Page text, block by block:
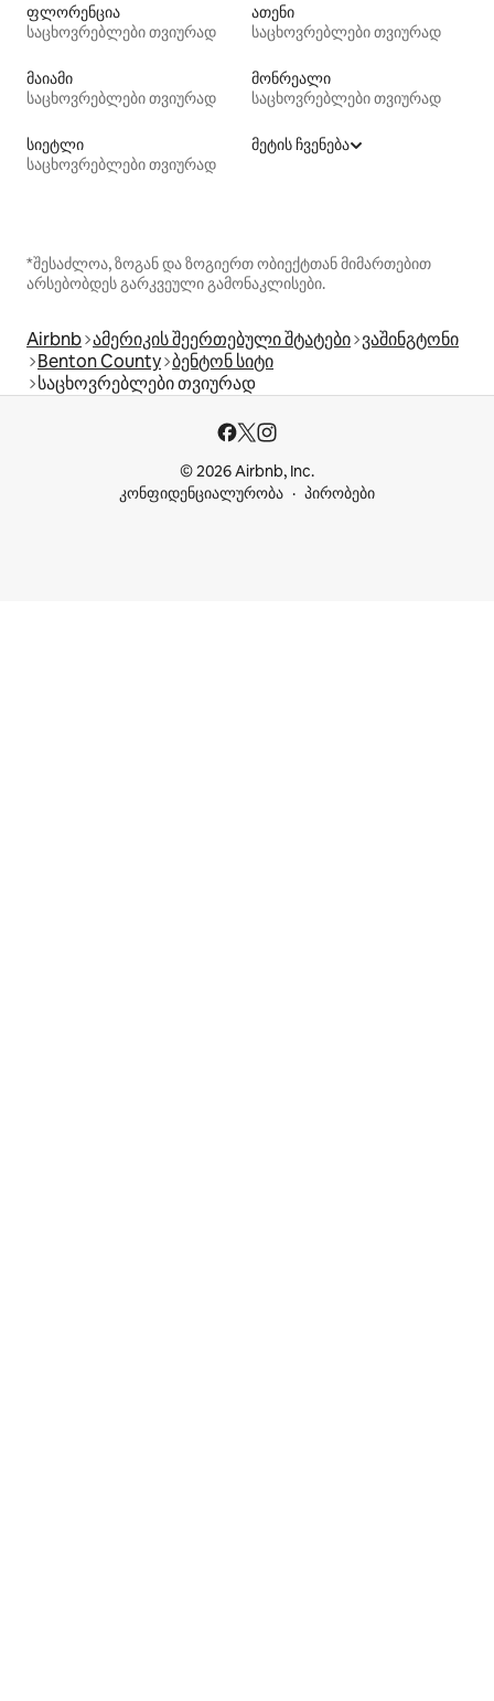
ფლორენცია
საცხოვრებლები თვიურად
ათენი
საცხოვრებლები თვიურად
მაიამი
საცხოვრებლები თვიურად
მონრეალი
საცხოვრებლები თვიურად
სიეტლი
საცხოვრებლები თვიურად
მეტის ჩვენება
*შესაძლოა, ზოგან და ზოგიერთ ობიექტთან მიმართებით
არსებობდეს გარკვეული გამონაკლისები.
Airbnb ამერიკის შეერთებული შტატები ვაშინგტონი
Benton County ბენტონ სიტი
საცხოვრებლები თვიურად
© 2026 Airbnb, Inc.
კონფიდენციალურობა
პირობები